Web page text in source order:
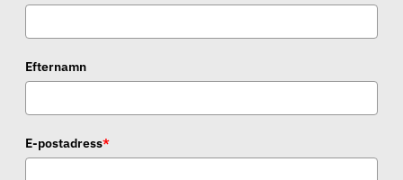
Efternamn
E-postadress*